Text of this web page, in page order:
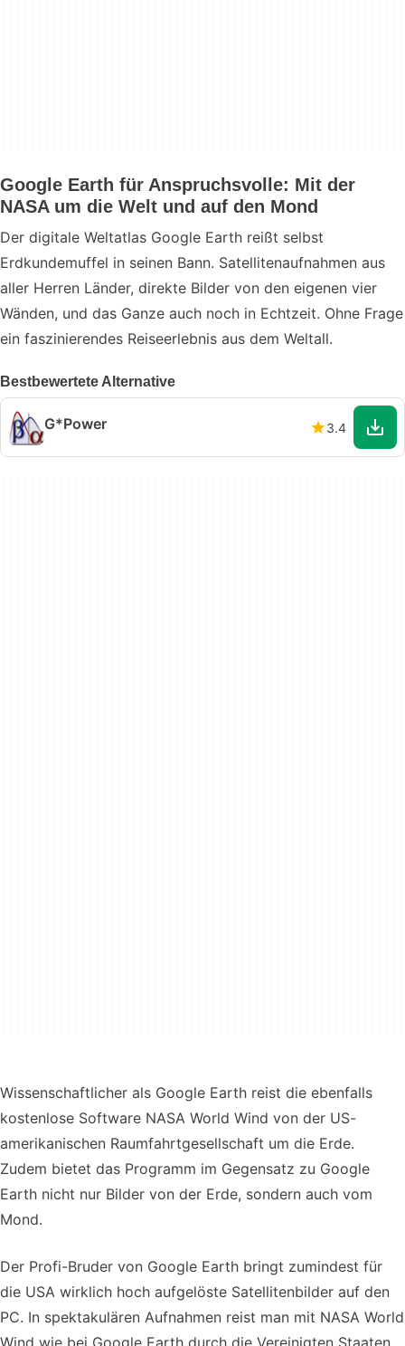
Google Earth für Anspruchsvolle: Mit der
NASA um die Welt und auf den Mond
Der digitale Weltatlas Google Earth reißt selbst
Erdkundemuffel in seinen Bann. Satellitenaufnahmen aus
aller Herren Länder, direkte Bilder von den eigenen vier
Wänden, und das Ganze auch noch in Echtzeit. Ohne Frage
ein faszinierendes Reiseerlebnis aus dem Weltall.
Bestbewertete Alternative
G*Power 3.4
Wissenschaftlicher als Google Earth reist die ebenfalls
kostenlose Software NASA World Wind von der US-
amerikanischen Raumfahrtgesellschaft um die Erde.
Zudem bietet das Programm im Gegensatz zu Google
Earth nicht nur Bilder von der Erde, sondern auch vom
Mond.
Der Profi-Bruder von Google Earth bringt zumindest für
die USA wirklich hoch aufgelöste Satellitenbilder auf den
PC. In spektakulären Aufnahmen reist man mit NASA World
Wind wie bei Google Earth durch die Vereinigten Staaten.